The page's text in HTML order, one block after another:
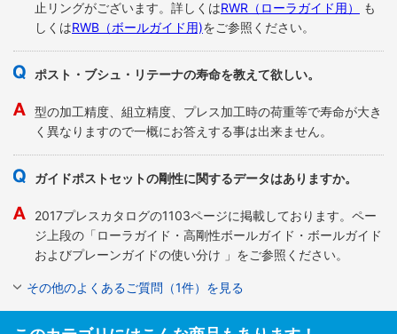
止リングがございます。詳しくはRWR（ローラガイド用）
も
しくはRWB（ボールガイド用)をご参照ください。
ポスト・ブシュ・リテーナの寿命を教えて欲しい。
型の加工精度、組立精度、プレス加工時の荷重等で寿命が大き
く異なりますので一概にお答えする事は出来ません。
ガイドポストセットの剛性に関するデータはありますか。
2017プレスカタログの1103ページに掲載しております。ペー
ジ上段の「ローラガイド・高剛性ボールガイド・ボールガイド
およびプレーンガイドの使い分け 」をご参照ください。
その他のよくあるご質問（1件）を見る